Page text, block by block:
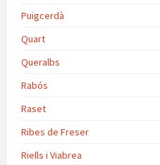
Puigcerdà
Quart
Queralbs
Rabós
Raset
Ribes de Freser
Riells i Viabrea